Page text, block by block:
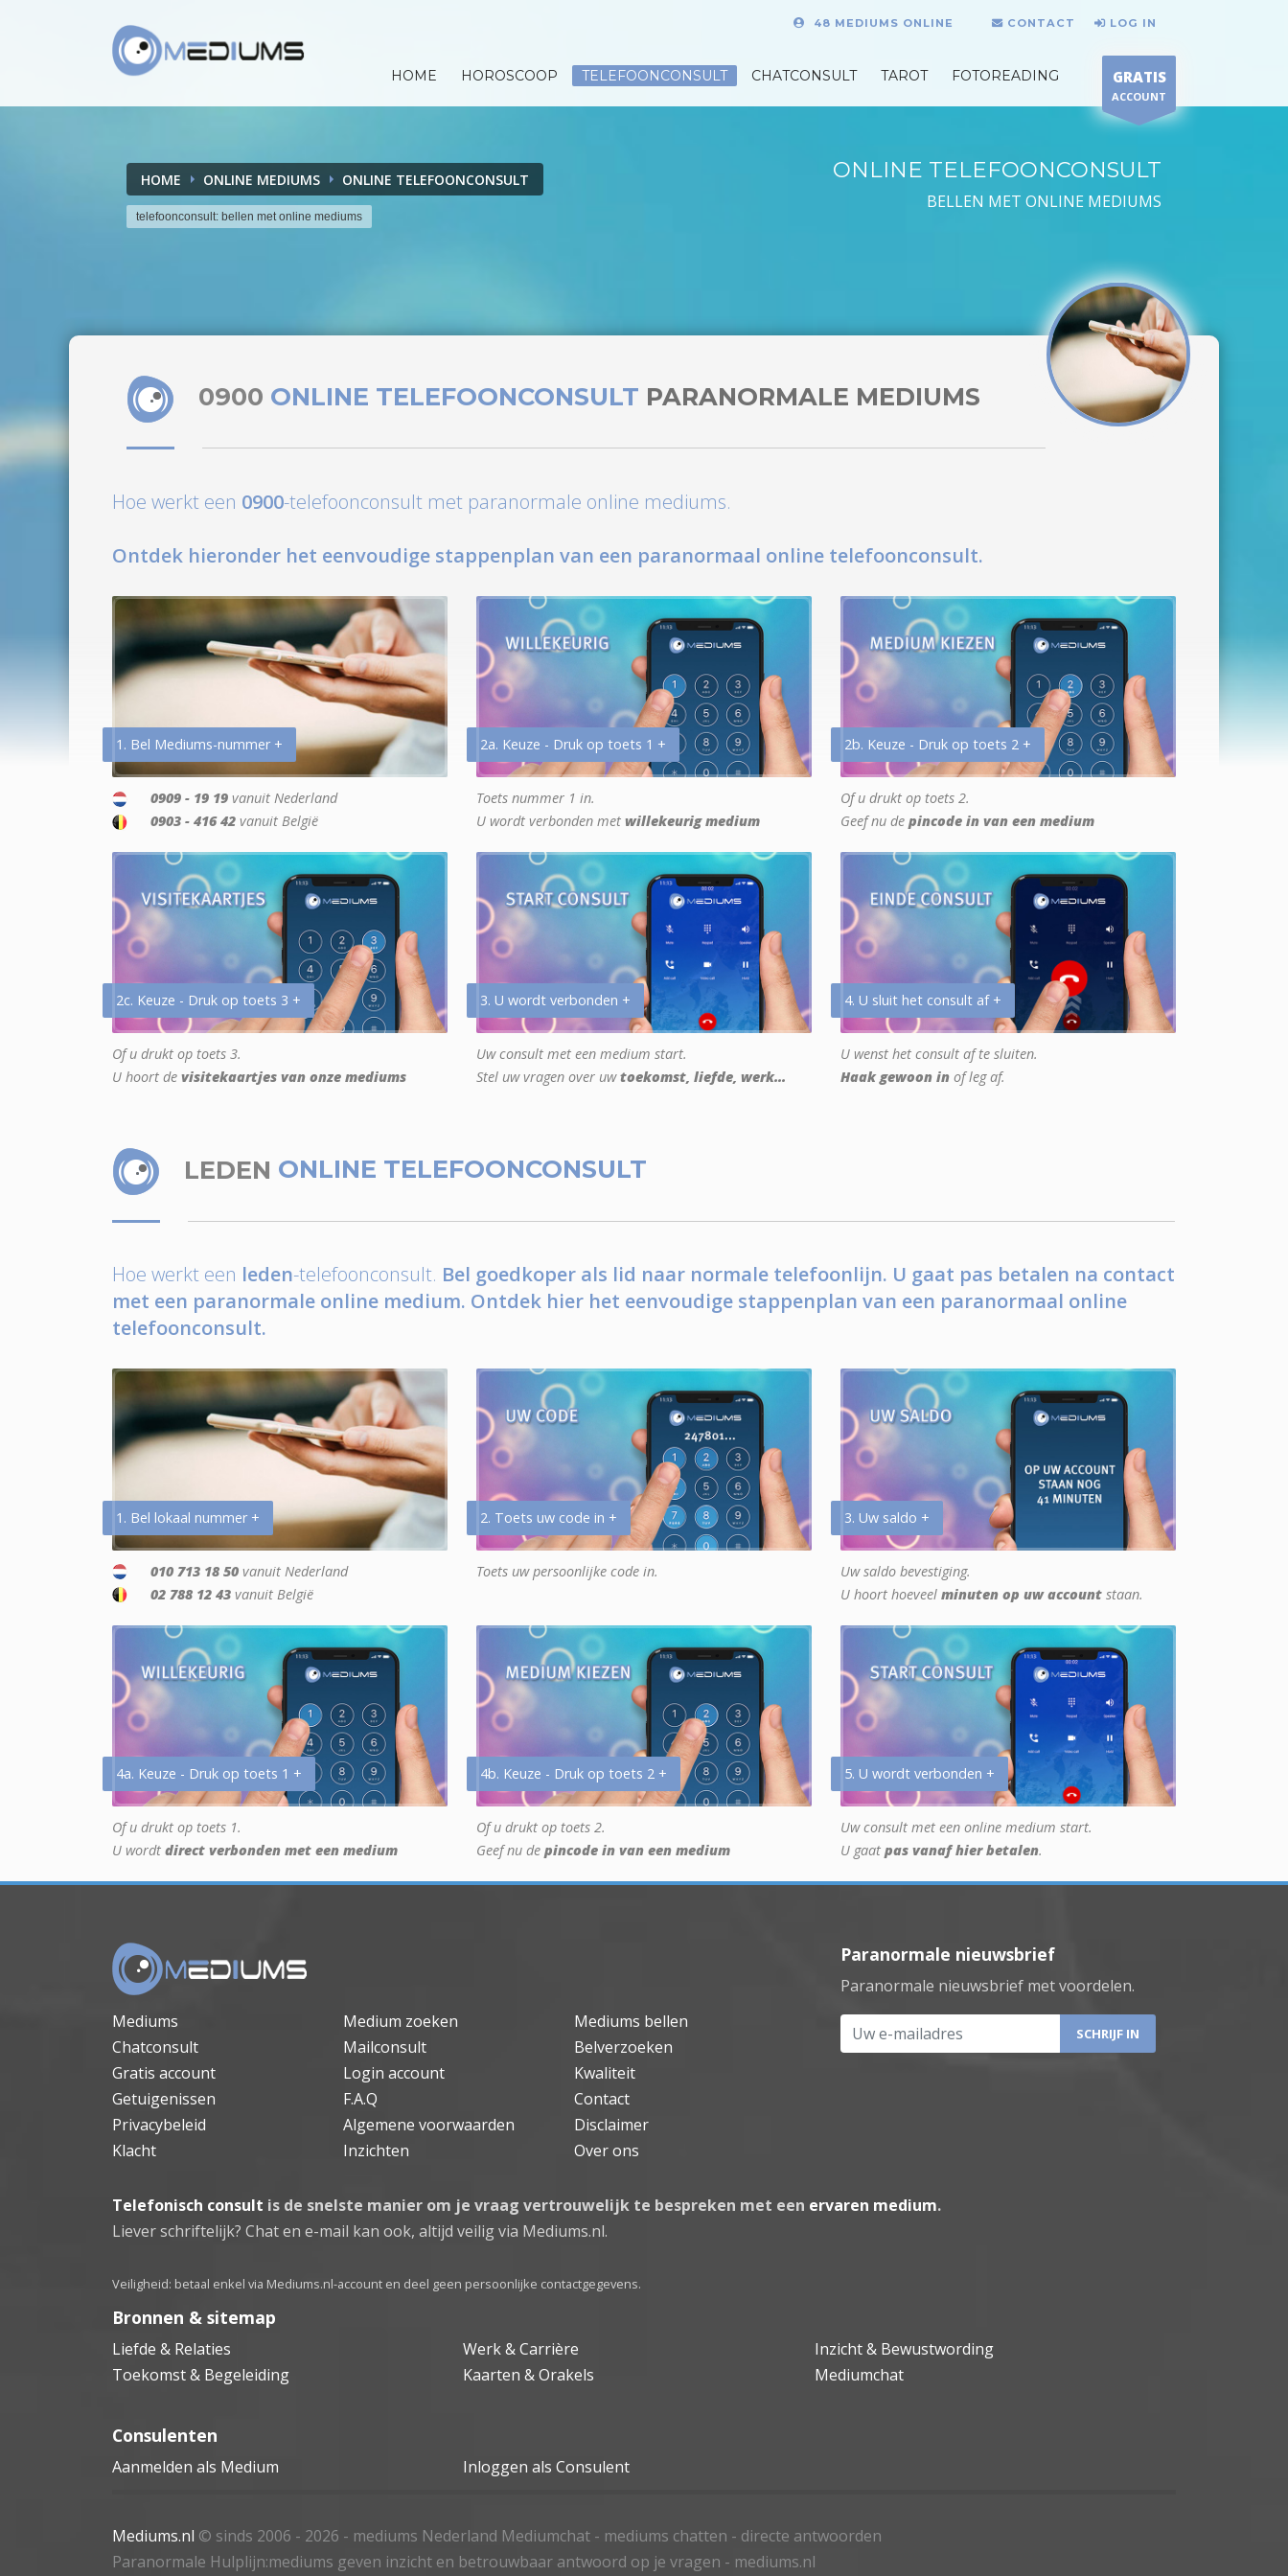
48 MEDIUMS ONLINE CONTACT LOG IN
HOME HOROSCOOP TELEFOONCONSULT CHATCONSULT TAROT FOTOREADING GRATIS
ACCOUNT
HOME ONLINE MEDIUMS ONLINE TELEFOONCONSULT
telefoonconsult: bellen met online mediums
ONLINE TELEFOONCONSULT
BELLEN MET ONLINE MEDIUMS
0900 ONLINE TELEFOONCONSULT PARANORMALE MEDIUMS
Hoe werkt een 0900-telefoonconsult met paranormale online mediums.
Ontdek hieronder het eenvoudige stappenplan van een paranormaal online telefoonconsult.
1. Bel Mediums-nummer +
0909 - 19 19 vanuit Nederland
0903 - 416 42 vanuit België
2a. Keuze - Druk op toets 1 +
Toets nummer 1 in.
U wordt verbonden met willekeurig medium
2b. Keuze - Druk op toets 2 +
Of u drukt op toets 2.
Geef nu de pincode in van een medium
2c. Keuze - Druk op toets 3 +
Of u drukt op toets 3.
U hoort de visitekaartjes van onze mediums
3. U wordt verbonden +
Uw consult met een medium start.
Stel uw vragen over uwtoekomst, liefde, werk...
4. U sluit het consult af +
U wenst het consult af te sluiten.
Haak gewoon in of leg af.
LEDEN ONLINE TELEFOONCONSULT
Hoe werkt een leden-telefoonconsult. Bel goedkoper als lid naar normale telefoonlijn. U gaat pas betalen na contact
met een paranormale online medium. Ontdek hier het eenvoudige stappenplan van een paranormaal online
telefoonconsult.
1. Bel lokaal nummer +
010 713 18 50 vanuit Nederland
02 788 12 43 vanuit België
2. Toets uw code in +
Toets uw persoonlijke code in.
3. Uw saldo +
Uw saldo bevestiging.
U hoort hoeveel minuten op uw account staan.
4a. Keuze - Druk op toets 1 +
Of u drukt op toets 1.
U wordt direct verbonden met een medium
4b. Keuze - Druk op toets 2 +
Of u drukt op toets 2.
Geef nu de pincode in van een medium
5. U wordt verbonden +
Uw consult met een online medium start.
U gaat pas vanaf hier betalen.
Mediums Medium zoeken
Mediums bellen
Chatconsult
Mailconsult
Belverzoeken
Gratis account
Login account
Kwaliteit
Getuigenissen
F.A.Q
Contact
Privacybeleid
Algemene voorwaarden
Disclaimer
Klacht
Inzichten Over ons
Paranormale nieuwsbrief
Paranormale nieuwsbrief met voordelen.
Uw e-mailadres
Telefonisch consult is de snelste manier om je vraag vertrouwelijk te bespreken met een ervaren medium.
Liever schriftelijk? Chat en e-mail kan ook, altijd veilig via Mediums.nl.
Veiligheid: betaal enkel via Mediums.nl-account en deel geen persoonlijke contactgegevens.
Bronnen & sitemap
Liefde & Relaties Werk & Carrière
Inzicht & Bewustwording
Toekomst & Begeleiding
Kaarten & Orakels Mediumchat
Consulenten
Aanmelden als Medium Inloggen als Consulent
Mediums.nl © sinds 2006 - 2026 - mediums Nederland Mediumchat - mediums chatten - directe antwoorden
Paranormale Hulplijn:mediums geven inzicht en betrouwbaar antwoord op je vragen - mediums.nl